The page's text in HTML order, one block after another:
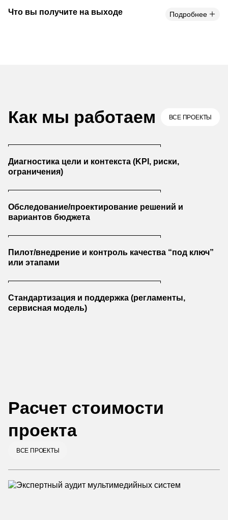
Что вы получите на выходе Подробнее
Как мы работаем ВСЕ ПРОЕКТЫ
Диагностика цели и контекста (KPI, риски,
ограничения)
Обследование/проектирование решений и
вариантов бюджета
Пилот/внедрение и контроль качества “под ключ”
или этапами
Стандартизация и поддержка (регламенты,
сервисная модель)
Расчет стоимости
проекта
ВСЕ ПРОЕКТЫ